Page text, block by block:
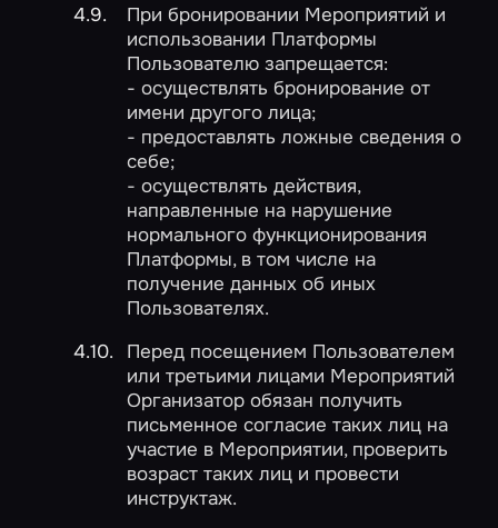
При бронировании Мероприятий и
использовании Платформы
Пользователю запрещается:
- осуществлять бронирование от
имени другого лица;
- предоставлять ложные сведения о
себе;
- осуществлять действия,
направленные на нарушение
нормального функционирования
Платформы, в том числе на
получение данных об иных
Пользователях.
Перед посещением Пользователем
или третьими лицами Мероприятий
Организатор обязан получить
письменное согласие таких лиц на
участие в Мероприятии, проверить
возраст таких лиц и провести
инструктаж.